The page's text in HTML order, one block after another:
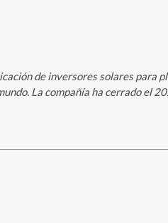
de inversores solares para
La compañía ha cerrado el